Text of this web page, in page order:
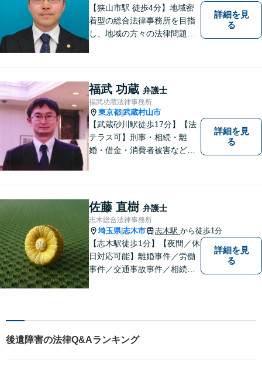
分】
【狭山市駅 徒歩4分】地域密
着型の総合法律事務所を目指
し、地域の方々の法律問題を
気軽にご相談ください。
詳細を見
る
福武 功蔵 弁護士
福武功蔵法律事務所
東京都 武蔵村山市
【武蔵砂川駅徒歩17分】【法
テラス可】刑事・相続・離
婚・借金・消費者被害など、
味方となり、しかるべき方向
へと導いてまいります。まず
はお気軽にご相談ください。
詳細を見
る
佐藤 直樹 弁護士
志木総合法律事務所
埼玉県|志木市 志木駅 から徒歩1分
【志木駅徒歩1分】【夜間／休
日対応可能】離婚事件／労働
事件／交通事故事件／相続事
律相談・打ち合わせに力を入
れています。【万全のコロナ
対策】お気軽にご相談くださ
い。
詳細を見
る
後遺障害の法律Q&Aランキング